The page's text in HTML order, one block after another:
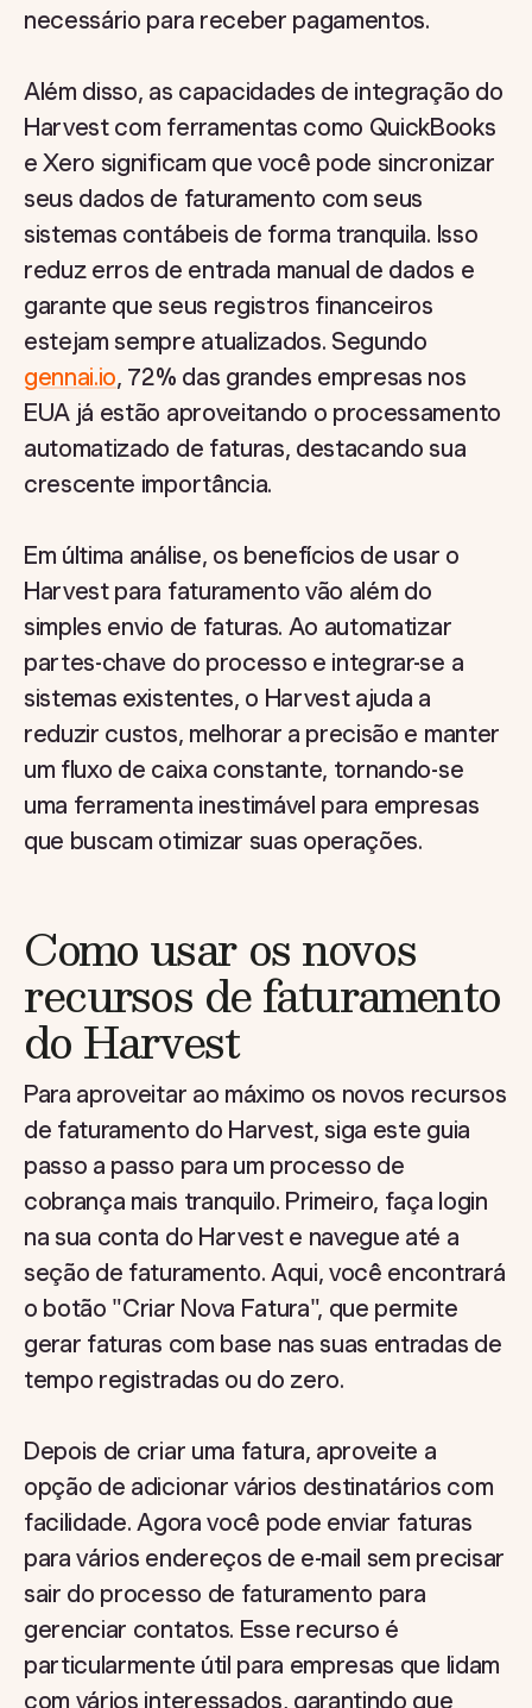
necessário para receber pagamentos.
Além disso, as capacidades de integração do
Harvest com ferramentas como QuickBooks
e Xero significam que você pode sincronizar
seus dados de faturamento com seus
sistemas contábeis de forma tranquila. Isso
reduz erros de entrada manual de dados e
garante que seus registros financeiros
estejam sempre atualizados. Segundo
gennai.io, 72% das grandes empresas nos
EUA já estão aproveitando o processamento
automatizado de faturas, destacando sua
crescente importância.
Em última análise, os benefícios de usar o
Harvest para faturamento vão além do
simples envio de faturas. Ao automatizar
partes-chave do processo e integrar-se a
sistemas existentes, o Harvest ajuda a
reduzir custos, melhorar a precisão e manter
um fluxo de caixa constante, tornando-se
uma ferramenta inestimável para empresas
que buscam otimizar suas operações.
Como usar os novos
recursos de faturamento
do Harvest
Para aproveitar ao máximo os novos recursos
de faturamento do Harvest, siga este guia
passo a passo para um processo de
cobrança mais tranquilo. Primeiro, faça login
na sua conta do Harvest e navegue até a
seção de faturamento. Aqui, você encontrará
o botão "Criar Nova Fatura", que permite
gerar faturas com base nas suas entradas de
tempo registradas ou do zero.
Depois de criar uma fatura, aproveite a
opção de adicionar vários destinatários com
facilidade. Agora você pode enviar faturas
para vários endereços de e-mail sem precisar
sair do processo de faturamento para
gerenciar contatos. Esse recurso é
particularmente útil para empresas que lidam
com vários interessados, garantindo que